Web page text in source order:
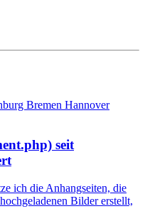
seit
ich die Anhangseiten, die
Bilder erstellt,